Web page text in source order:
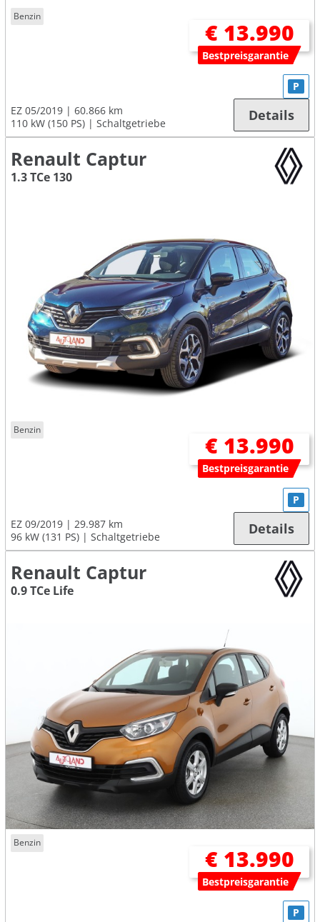
Benzin
€ 13.990
Bestpreisgarantie
EZ 05/2019
60.866 km
110 kW (150 PS)
Schaltgetriebe
P
Details
Renault Captur
1.3 TCe 130
Benzin
€ 13.990
Bestpreisgarantie
EZ 09/2019
29.987 km
96 kW (131 PS)
Schaltgetriebe
P
Details
Renault Captur
0.9 TCe Life
Benzin
€ 13.990
Bestpreisgarantie
P